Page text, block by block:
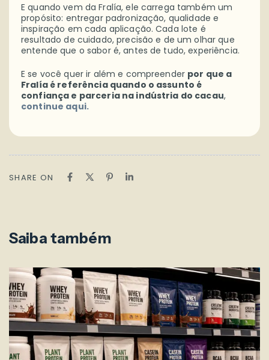
E quando vem da Fralía, ele carrega também um
propósito: entregar padronização, qualidade e
inspiração em cada aplicação. Cada lote é
resultado de cuidado, precisão e de um olhar que
entende que o sabor é, antes de tudo, experiência.
E se você quer ir além e compreender por que a
Fralía é referência quando o assunto é
confiança e parceria na indústria do cacau,
continue aqui.
SHARE ON
Saiba também